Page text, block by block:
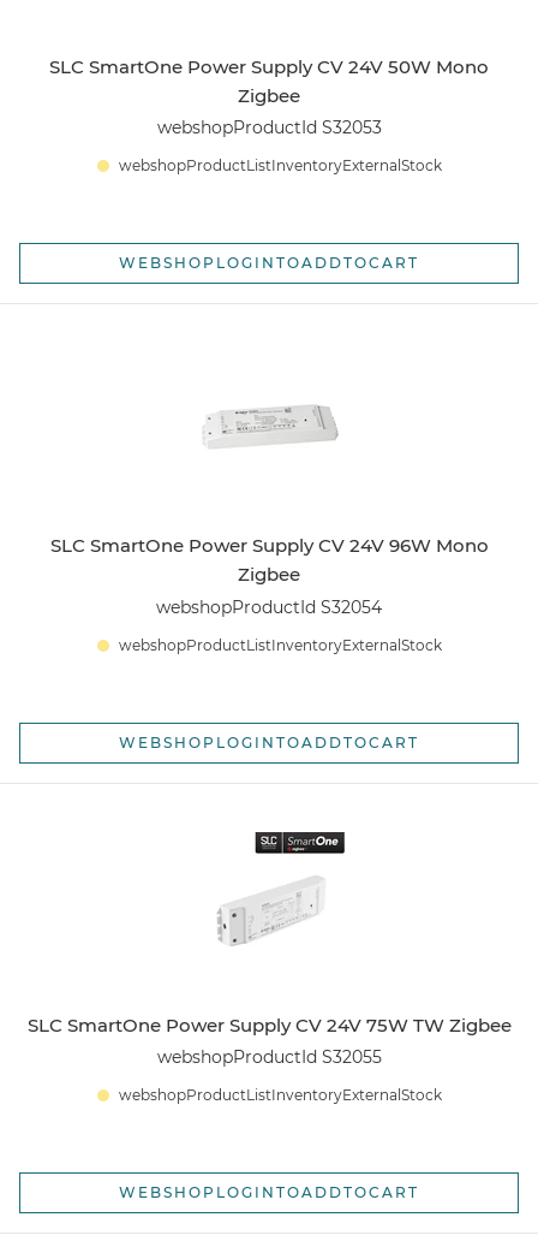
SLC SmartOne Power Supply CV 24V 50W Mono
Zigbee
webshopProductId S32053
webshopProductListInventoryExternalStock
WEBSHOPLOGINTOADDTOCART
SLC SmartOne Power Supply CV 24V 96W Mono
Zigbee
webshopProductId S32054
webshopProductListInventoryExternalStock
WEBSHOPLOGINTOADDTOCART
SLC SmartOne Power Supply CV 24V 75W TW Zigbee
webshopProductId S32055
webshopProductListInventoryExternalStock
WEBSHOPLOGINTOADDTOCART